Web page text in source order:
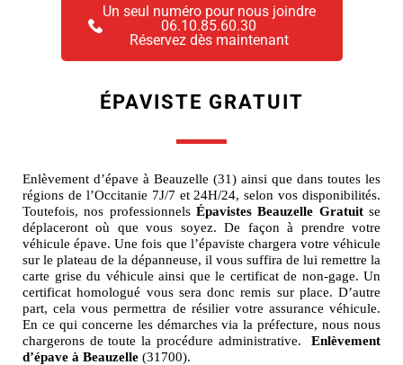
Un seul numéro pour nous joindre
06.10.85.60.30
Réservez dès maintenant
ÉPAVISTE GRATUIT
Enlèvement d’épave à Beauzelle (31) ainsi que dans toutes les
régions de l’Occitanie 7J/7 et 24H/24, selon vos disponibilités.
Toutefois, nos professionnels Épavistes Beauzelle Gratuitse
déplaceront où que vous soyez. De façon à prendre votre
véhicule épave. Une fois que l’épaviste chargera votre véhicule
sur le plateau de la dépanneuse, il vous suffira de lui remettre la
carte grise du véhicule ainsi que le certificat de non-gage. Un
certificat homologué vous sera donc remis sur place. D’autre
part, cela vous permettra de résilier votre assurance véhicule.
En ce qui concerne les démarches via la préfecture, nous nous
chargerons de toute la procédure administrative. Enlèvement
d’épave à Beauzelle (31700).